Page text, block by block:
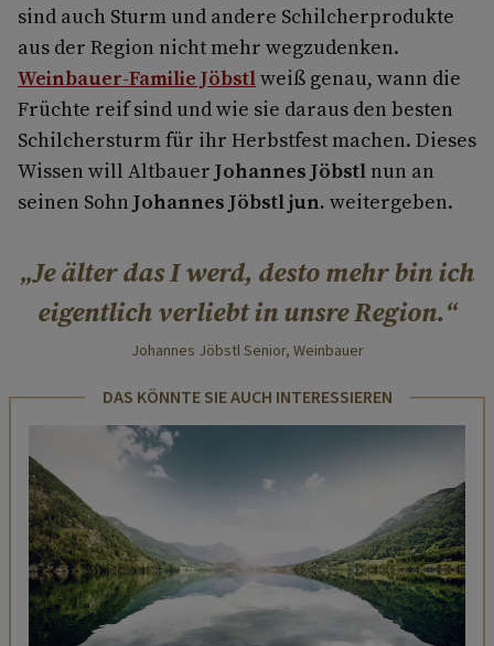
sind auch Sturm und andere Schilcherprodukte
aus der Region nicht mehr wegzudenken.
Weinbauer-Familie Jöbstlweiß genau, wann die
Früchte reif sind und wie sie daraus den besten
Schilchersturm für ihr Herbstfest machen. Dieses
Wissen will Altbauer Johannes Jöbstl nun an
seinen Sohn Johannes Jöbstl jun. weitergeben.
Je älter das I werd, desto mehr bin ich
eigentlich verliebt in unsre Region.
Johannes Jöbstl Senior, Weinbauer
DAS KÖNNTE SIE AUCH INTERESSIEREN